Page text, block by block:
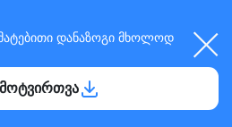
დანაზოგი მხოლოდ